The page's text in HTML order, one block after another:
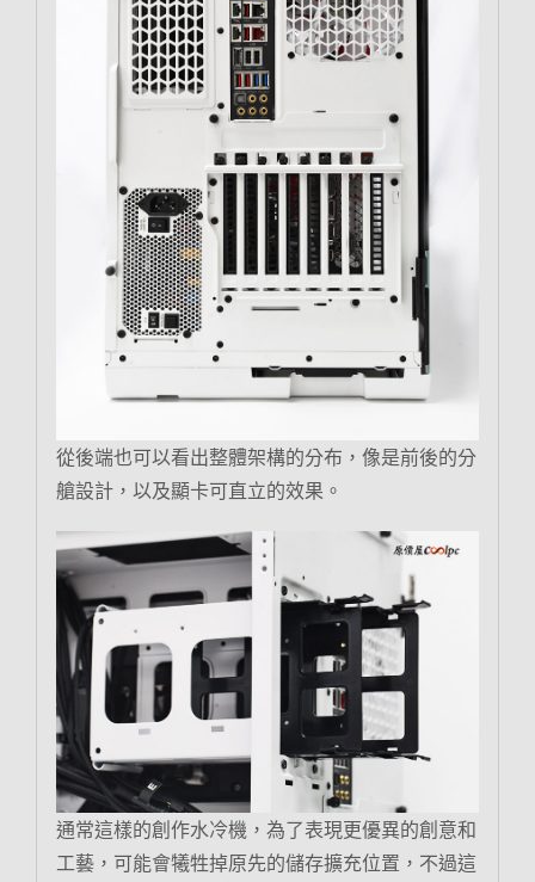
從後端也可以看出整體架構的分布，像是前後的分
艙設計，以及顯卡可直立的效果。
通常這樣的創作水冷機，為了表現更優異的創意和
工藝，可能會犧牲掉原先的儲存擴充位置，不過這